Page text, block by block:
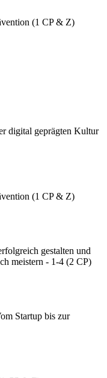
(1 CP & Z)
digital geprägten Kultur
(1 CP & Z)
gestalten und
meistern - 1-4 (2 CP)
Startup bis zur